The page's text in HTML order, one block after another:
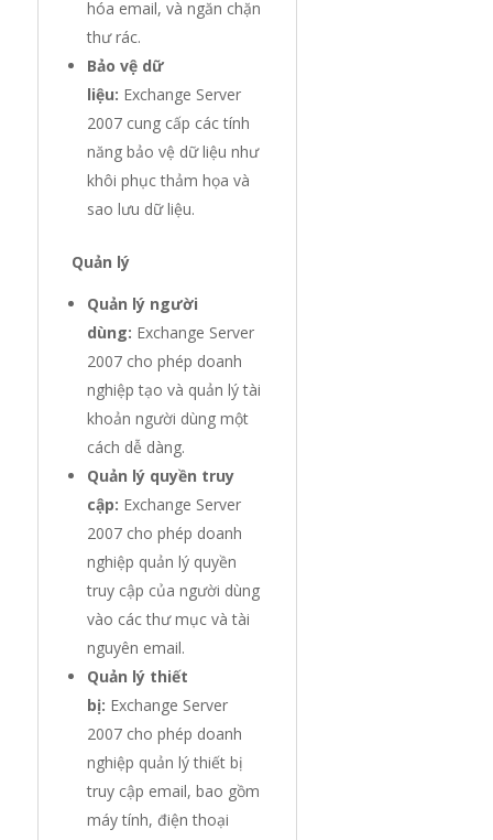
hóa email, và ngăn chặn
thư rác.
Bảo vệ dữ
liệu: Exchange Server
2007 cung cấp các tính
năng bảo vệ dữ liệu như
khôi phục thảm họa và
sao lưu dữ liệu.
Quản lý
Quản lý người
dùng: Exchange Server
2007 cho phép doanh
nghiệp tạo và quản lý tài
khoản người dùng một
cách dễ dàng.
Quản lý quyền truy
cập: Exchange Server
2007 cho phép doanh
nghiệp quản lý quyền
truy cập của người dùng
vào các thư mục và tài
nguyên email.
Quản lý thiết
bị: Exchange Server
2007 cho phép doanh
nghiệp quản lý thiết bị
truy cập email, bao gồm
máy tính, điện thoại